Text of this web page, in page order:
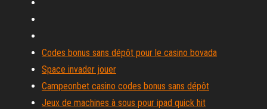
Codes bonus sans dépôt pour le casino bovada
Space invader jouer
Campeonbet casino codes bonus sans dépôt
Jeux de machines à sous pour ipad quick hit